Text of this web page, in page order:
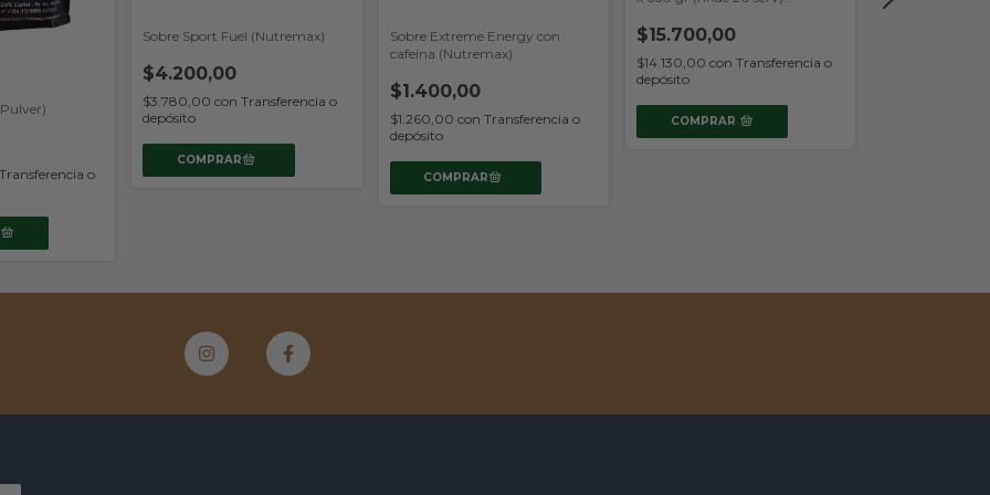
Transferencia o
Sobre Sport Fuel (Nutremax)
$4.200,00
$3.780,00con Transferencia o
depósito
Sobre Extreme Energy con
cafeina (Nutremax)
$1.400,00
$1.260,00 con Transferencia o
depósito
$15.700,00
$14.130,00 con Transferencia o
depósito
COMPRAR
serv) (Nutremax)